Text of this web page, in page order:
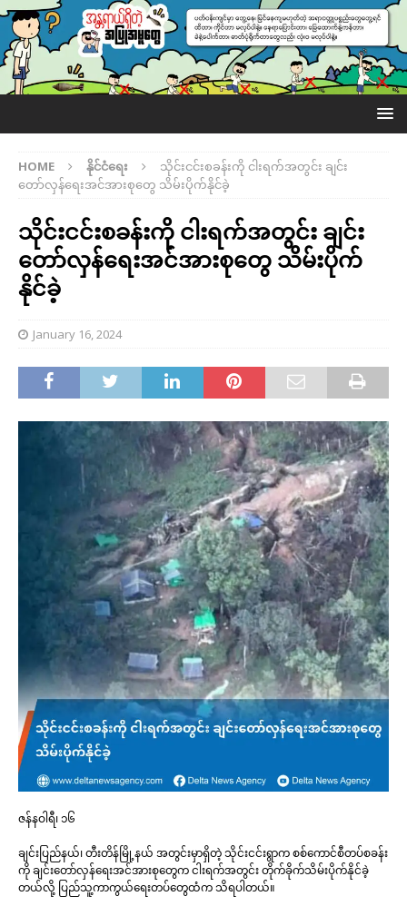
HOME နိုင်ငံရေး
သိုင်းငင်းစခန်းကို ငါးရက်အတွင်း ချင်း
တော်လှန်ရေးအင်အားစုတွေ သိမ်းပိုက်နိုင်ခဲ့
သိုင်းငင်းစခန်းကို ငါးရက်အတွင်း ချင်း
တော်လှန်ရေးအင်အားစုတွေ သိမ်းပိုက်
နိုင်ခဲ့
January 16, 2024
ဇန်နဝါရီ၊ ၁၆
ချင်းပြည်နယ်၊ တီးတိန်မြို့နယ် အတွင်းမှာရှိတဲ့ သိုင်းငင်းရွာက စစ်ကောင်စီတပ်စခန်း
ကို ချင်းတော်လှန်ရေးအင်အားစုတွေက ငါးရက်အတွင်း တိုက်ခိုက်သိမ်းပိုက်နိုင်ခဲ့
တယ်လို့ ပြည်သူ့ကာကွယ်ရေးတပ်တွေထံက သိရပါတယ်။